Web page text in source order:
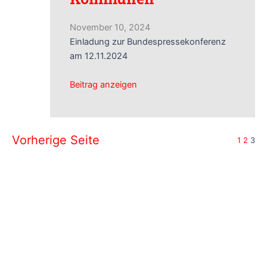
November 10, 2024
Einladung zur Bundespressekonferenz
am 12.11.2024
Beitrag anzeigen
Vorherige Seite 1 2 3